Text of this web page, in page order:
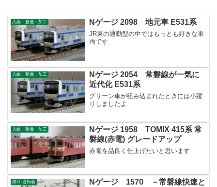
入線・整備・加工 Nゲージ 2098 地元車 E531系
JR東の通勤型の中ではもっとも好きな車
両です
入線・整備・加工
Nゲージ 2054 常磐線が一気に
近代化 E531系
グリーン車が組み込まれたときには小躍
りしましたよ
入線・整備・加工
Nゲージ 1958 TOMIX 415系 常
磐線(赤電) グレードアップ
赤電を品良く仕上げたいと思います
独り 運転会
Nゲージ 1570 －常磐線快速と